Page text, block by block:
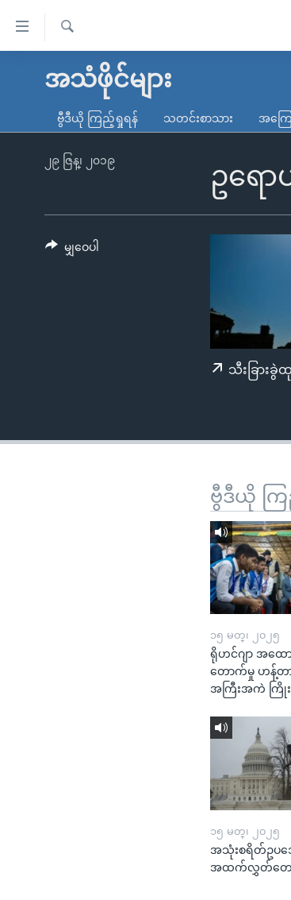
လွယ်ကူ
သည့်
ကျော်
မူလစာမျက်နှာ
ကမ္ဘာ့သတင်းများ
နိုင်ငံတကာ
တရုတ်
အစ္စရေး-ပါလက်စတိုင်း
ရပ်ဝန်းတခု လမ်းတခု အလွန်
အင်္ဂလိပ်စာလေ့လာမယ်
ရ
အသံဖိုင်များ
ဗွီဒီယို ကြည့်ရှုရန် သတင်းစာသား အကြေ
ဥရေ
၂၉ ဇြန္၊ ၂၀၁၉
သီးခြား
မျှဝေပါ
ဗွီဒီယို က
၁၅ မတ္၊ ၂၀၂၅
ရိုဟင်ဂျာ အထ
တောက်မှု ဟန့်တ
အကြီးအကဲ ကြိုး
၁၅ မတ္၊ ၂၀၂၅
အသုံးစရိတ်ဥပဒ
အထက်လွှတ်တေ